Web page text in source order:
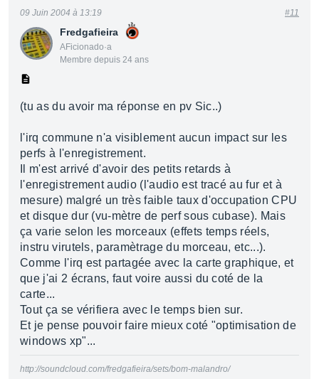
Fredgafieira
AFicionado·a
Membre depuis 24 ans
09 Juin 2004 à 13:19 #11
(tu as du avoir ma réponse en pv Sic..)
l'irq commune n'a visiblement aucun impact sur les
perfs à l'enregistrement.
Il m'est arrivé d'avoir des petits retards à
l'enregistrement audio (l'audio est tracé au fur et à
mesure) malgré un très faible taux d'occupation CPU
et disque dur (vu-mètre de perf sous cubase). Mais
ça varie selon les morceaux (effets temps réels,
instru virutels, paramètrage du morceau, etc...).
Comme l'irq est partagée avec la carte graphique, et
que j'ai 2 écrans, faut voire aussi du coté de la
carte...
Tout ça se vérifiera avec le temps bien sur.
Et je pense pouvoir faire mieux coté "optimisation de
windows xp"...
http://soundcloud.com/fredgafieira/sets/bom-malandro/